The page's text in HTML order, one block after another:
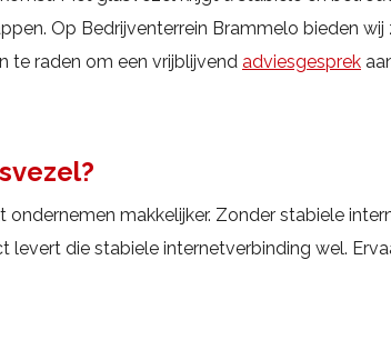
Op Bedrijventerrein Brammelo bieden
te raden om een vrijblijvend adviesgesprek
makkelijker. Zonder stabiele
die stabiele internetverbinding wel.